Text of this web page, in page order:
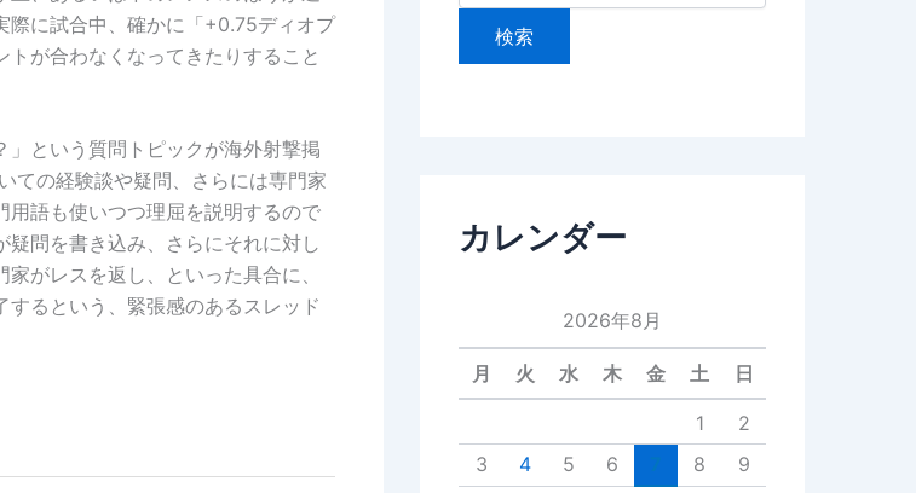
に試合中、確かに「+0.75ディオプ
が合わなくなってきたりすること
」という質問トピックが海外射撃掲
ての経験談や疑問、さらには専門家
語も使いつつ理屈を説明するので
問を書き込み、さらにそれに対し
がレスを返し、といった具合に、
るという、緊張感のあるスレッド
カレンダー
2026年8月
月 火 水 木 金 土 日
1
2
3
4 5 6 8
9